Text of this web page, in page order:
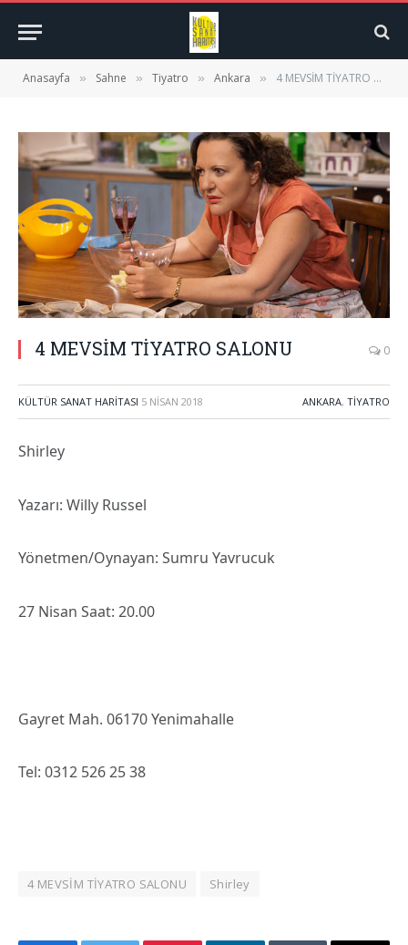
Anasayfa » Sahne » Tiyatro » Ankara » 4 MEVSİM TİYATRO SALONU
4 MEVSİM TİYATRO SALONU 0
KÜLTÜR SANAT HARITASI 5 NISAN 2018 ANKARA, TIYATRO
Shirley
Yazarı: Willy Russel
Yönetmen/Oynayan: Sumru Yavrucuk
27 Nisan Saat: 20.00
Gayret Mah. 06170 Yenimahalle
Tel: 0312 526 25 38
4 MEVSİM TİYATRO SALONU Shirley